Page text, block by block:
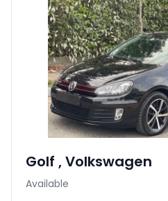
Golf ,Volkswagen
Available